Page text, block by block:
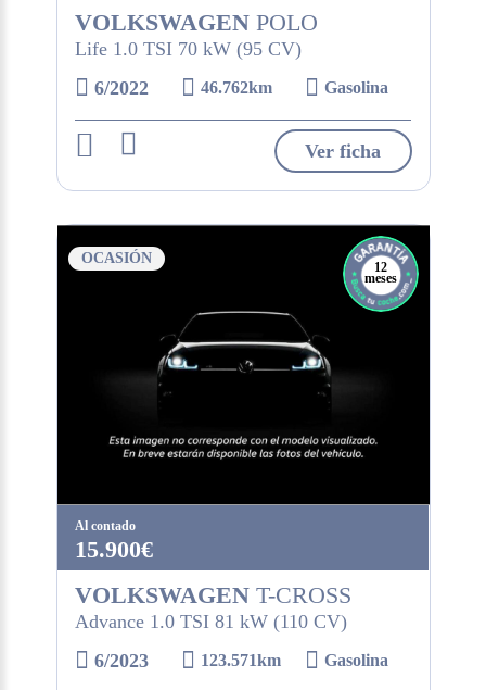
VOLKSWAGENPOLO
Life 1.0 TSI 70 kW (95 CV)
6/2022
46.762km Gasolina
Ver ficha
OCASIÓN
12
meses
Al contado
15.900€
VOLKSWAGENT-CROSS
Advance 1.0 TSI 81 kW (110 CV)
6/2023
123.571km Gasolina